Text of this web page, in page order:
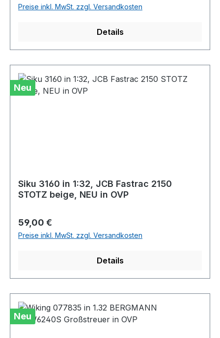
Preise inkl. MwSt. zzgl. Versandkosten
Details
Neu
Siku 3160 in 1:32, JCB Fastrac 2150
STOTZ beige, NEU in OVP
Regulärer Preis:
59,00 €
Preise inkl. MwSt. zzgl. Versandkosten
Details
Neu